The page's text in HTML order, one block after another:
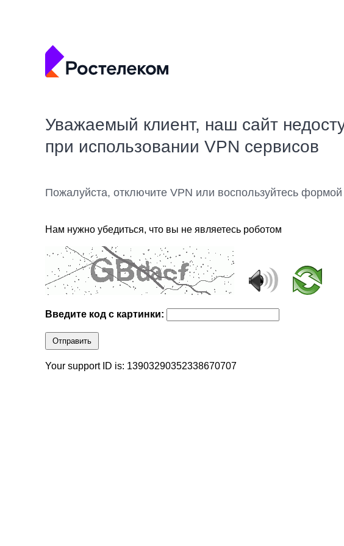
Уважаемый клиент, наш сайт
при использовании VPN сервисов
Пожалуйста, отключите VPN или воспользуйтесь
Нам нужно убедиться, что вы не являетесь роботом
Введите код с картинки:
Отправить
Your support ID is: 13903290352338670707